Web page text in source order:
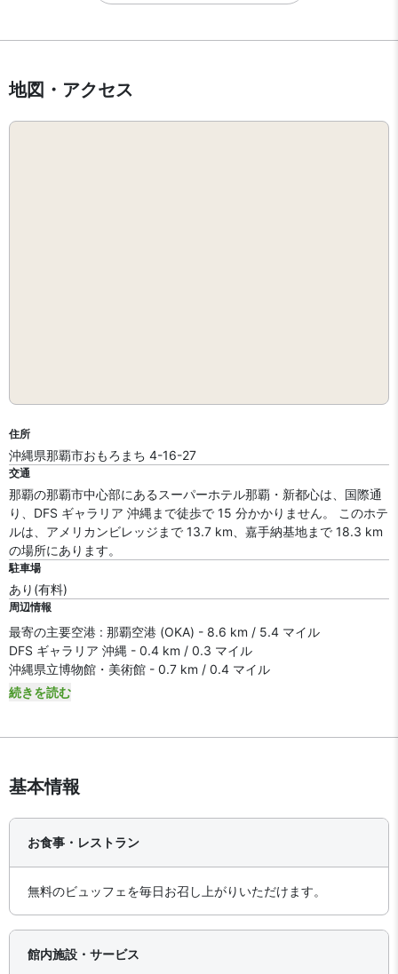
地図・アクセス
住所
沖縄県那覇市おもろまち 4-16-27
交通
那覇の那覇市中心部にあるスーパーホテル那覇・新都心は、国際通
り、DFS ギャラリア 沖縄まで徒歩で 15 分かかりません。 このホテ
ルは、アメリカンビレッジまで 13.7 km、嘉手納基地まで 18.3 km
の場所にあります。
駐車場
あり(有料)
周辺情報
最寄の主要空港 : 那覇空港 (OKA) - 8.6 km / 5.4 マイル
DFS ギャラリア 沖縄 - 0.4 km / 0.3 マイル
沖縄県立博物館・美術館 - 0.7 km / 0.4 マイル
続きを読む
基本情報
お食事・レストラン
無料のビュッフェを毎日お召し上がりいただけます。
館内施設・サービス